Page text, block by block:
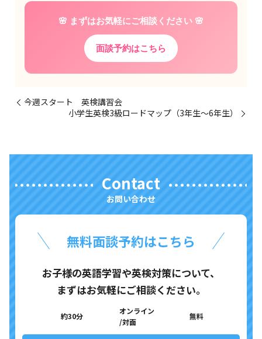
🌸 まずはお気軽にご相談ください 🌸
面談予約はこちら
今週スタート 英検講習会
小学生英検3級ロードマップ（3年生〜6年生）
Contact
お問い合わせ
無料面談予約はこちら
お子様の英語学習や英検対策について、
まずはお気軽にご相談ください。
約30分
オンライン
/対面
無料